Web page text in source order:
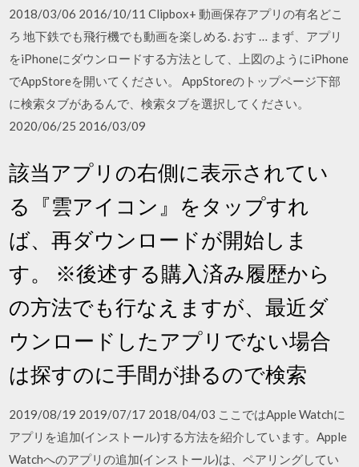
2018/03/06 2016/10/11 Clipbox+ 動画保存アプリの有名どこ
ろ 地下鉄でも飛行機でも動画を楽しめる. おす … まず、アプリ
をiPhoneにダウンロードする方法として、上図のようにiPhone
でAppStoreを開いてください。 AppStoreのトップページ下部
に検索タブがあるんで、検索タブを選択してください。
2020/06/25 2016/03/09
該当アプリの右側に表示されてい
る『雲アイコン』をタップすれ
ば、再ダウンロードが開始しま
す。 ※後述する購入済み履歴から
の方法でも行なえますが、最近ダ
ウンロードしたアプリでない場合
は探すのに手間が掛るので検索
2019/08/19 2019/07/17 2018/04/03 ここではApple Watchに
アプリを追加(インストール)する方法を紹介しています。Apple
Watchへのアプリの追加(インストール)は、ペアリングしてい